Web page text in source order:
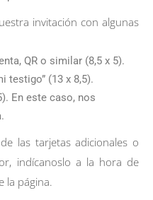
invitación con algunas
QR o similar (8,5 x 5).
testigo” (13 x 8,5).
En este caso, nos
las tarjetas adicionales o
indícanoslo a la hora de
la página.